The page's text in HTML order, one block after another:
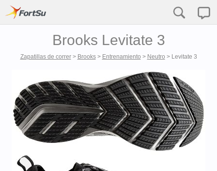
Brooks Levitate 3
Zapatillas de correr> Brooks> Entrenamiento > Neutro > Levitate 3